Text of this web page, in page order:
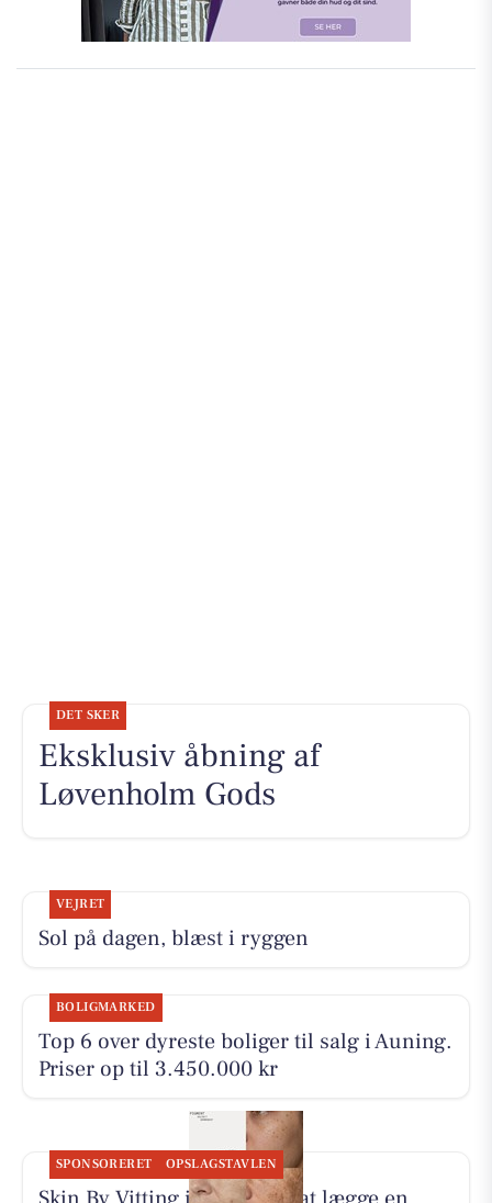
DET SKER
Eksklusiv åbning af
Løvenholm Gods
VEJRET
Sol på dagen, blæst i ryggen
BOLIGMARKED
Top 6 over dyreste boliger til salg i Auning.
Priser op til 3.450.000 kr
SPONSORERET OPSLAGSTAVLEN